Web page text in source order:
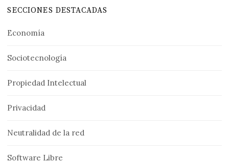
SECCIONES DESTACADAS
Economía
Sociotecnología
Propiedad Intelectual
Privacidad
Neutralidad de la red
Software Libre